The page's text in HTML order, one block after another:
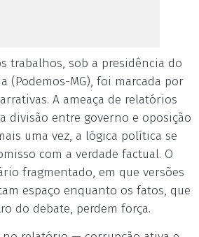
trabalhos, sob a presidência do
(Podemos-MG), foi marcada por
A ameaça de relatórios
divisão entre governo e oposição
uma vez, a lógica política se
com a verdade factual. O
fragmentado, em que versões
espaço enquanto os fatos, que
do debate, perdem força.